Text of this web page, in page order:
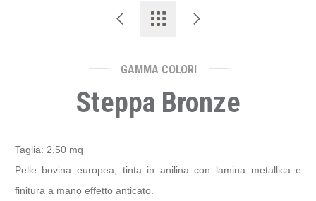
GAMMA COLORI
Steppa Bronze
Taglia: 2,50 mq
Pelle bovina europea, tinta in anilina con lamina metallica e
finitura a mano effetto anticato.